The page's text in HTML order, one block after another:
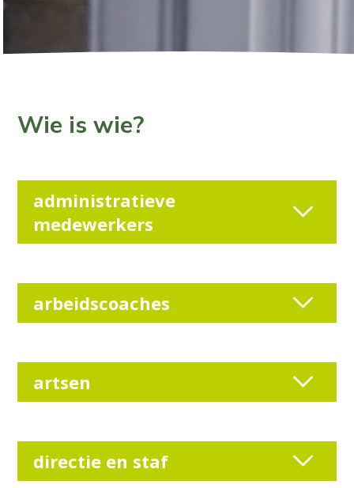
Wie is wie?
administratieve
medewerkers
arbeidscoaches
artsen
directie en staf